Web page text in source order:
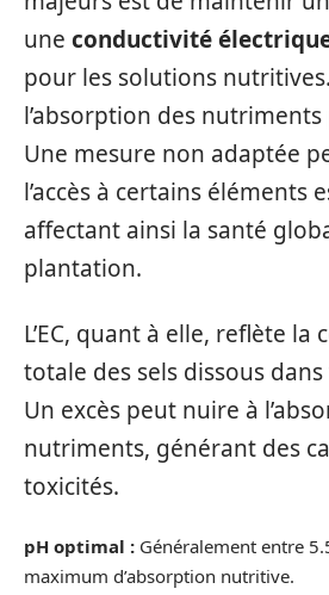
une conductivité électrique
pour les solutions
l’absorption des
Une mesure non adaptée
l’accès à certains éléments
affectant ainsi la santé
plantation.
L’EC, quant à elle, reflète la
totale des sels dissous
Un excès peut nuire à
nutriments, générant des
toxicités.
pH optimal : Généralement entre
maximum d’absorption nutritive.